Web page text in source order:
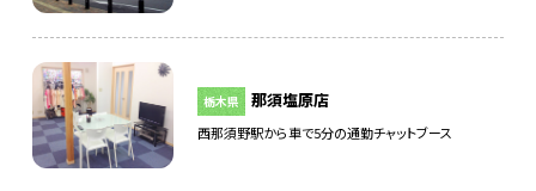
栃木県 那須塩原店
西那須野駅から車で5分の通勤チャットブース